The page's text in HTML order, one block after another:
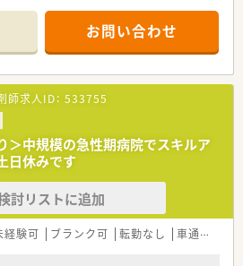
ループ全店にて、インターネット会議を行
ップをはかっています。
援システムを導入し、調剤過誤に努めてい
地区唯一の薬局です。
2名体制の薬局です。
60枚の処方箋を応需しております。外来
しております。
育の場としての役割もあります。
キルアップできる環境>
て就業いただけるような受け入れ態勢が
お問い合わせ
師求人ID： 533755
＞中規模の急性期病院でスキルア
日休みです
討リストに追加
経験可 ブランク可 転勤なし 車通勤可